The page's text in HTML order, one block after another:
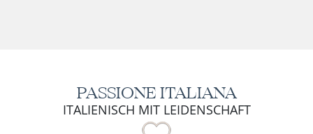
PASSIONE ITALIANA
ITALIENISCH MIT LEIDENSCHAFT